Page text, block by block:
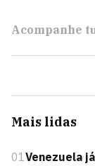
Acompanhe
Mais lidas
01Venezuela